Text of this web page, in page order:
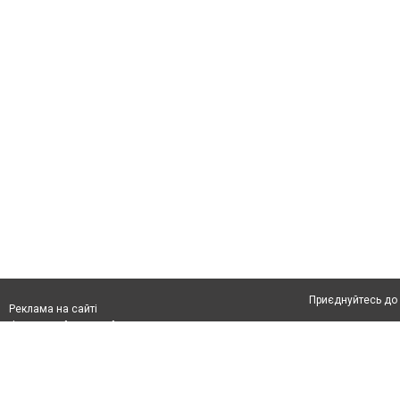
Реклама на сайті
Приєднуйтесь до